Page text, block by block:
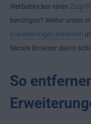
Werbeblocker einen
benötigen? Weiter unten
Erweiterungen erkennen
Secure Browser davor
So